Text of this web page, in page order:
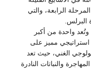
الرابعة، والتي
البرلس.
واحدة من أكبر
استراتيجي مميز على
الغني، حيث تعد
والنباتات النادرة